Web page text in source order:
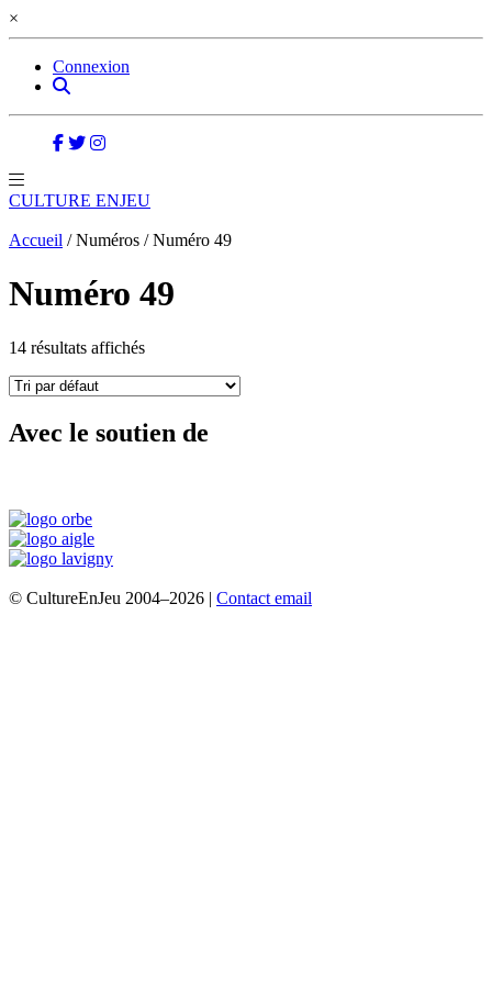
×
Connexion
CULTURE ENJEU
Accueil / Numéros / Numéro 49
Numéro 49
14 résultats affichés
Avec le soutien de
© CultureEnJeu 2004–2026 | Contact email